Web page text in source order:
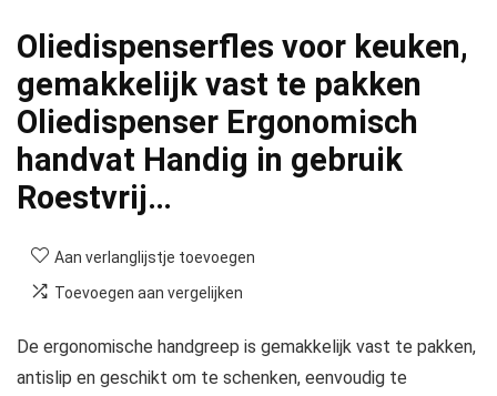
Oliedispenserfles voor keuken,
gemakkelijk vast te pakken
Oliedispenser Ergonomisch
handvat Handig in gebruik
Roestvrij…
Aan verlanglijstje toevoegen
Toevoegen aan vergelijken
De ergonomische handgreep is gemakkelijk vast te pakken,
antislip en geschikt om te schenken, eenvoudig te